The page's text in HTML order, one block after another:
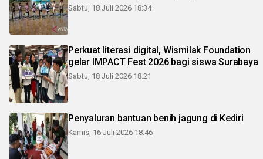
Sabtu, 18 Juli 2026 18:34
Perkuat literasi digital, Wismilak Foundation
gelar IMPACT Fest 2026 bagi siswa Surabaya
Sabtu, 18 Juli 2026 18:21
Penyaluran bantuan benih jagung di Kediri
Kamis, 16 Juli 2026 18:46